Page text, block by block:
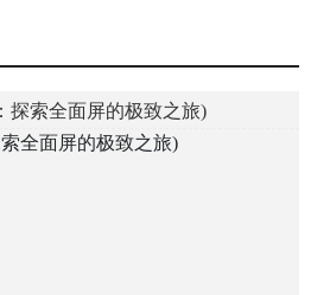
探索全面屏的极致之旅)